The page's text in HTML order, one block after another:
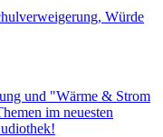
Würde
und "Wärme & Strom
im neuesten